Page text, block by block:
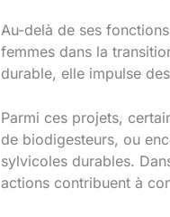
Au-delà de ses
femmes dans la
durable, elle impulse
Parmi ces projets,
de biodigesteurs, ou
sylvicoles durables.
actions contribuent à